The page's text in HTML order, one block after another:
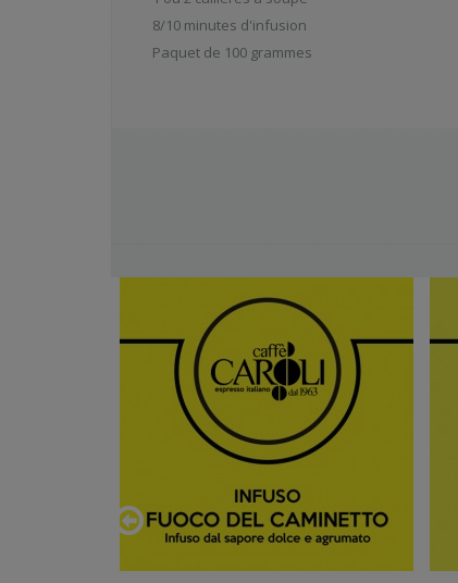
8/10 minutes d'infusion
Paquet de 100 grammes